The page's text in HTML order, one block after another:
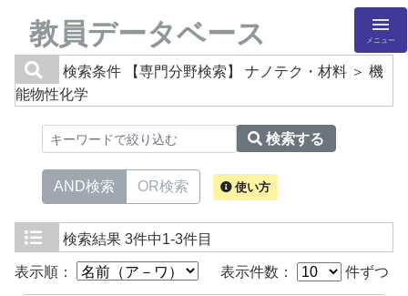
教員データベース メニュー
検索条件
【専門分野検索】 ナノテク・材料 ＞ 機
能物性化学
検索する
AND検索 OR検索 使い方
検索結果 3件中1-3件目
表示順： 表示件数： 件ずつ